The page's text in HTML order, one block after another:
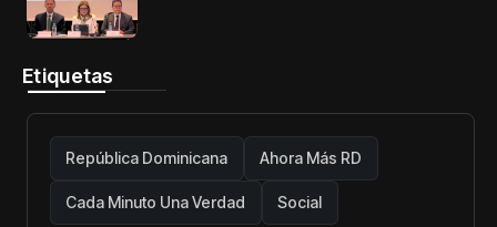
Etiquetas
República Dominicana Ahora Más RD
Cada Minuto Una Verdad Social